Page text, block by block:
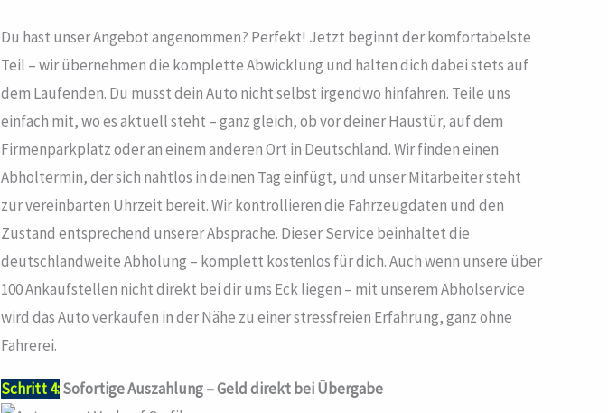
Du hast unser Angebot angenommen? Perfekt! Jetzt beginnt der komfortabelste
Teil – wir übernehmen die komplette Abwicklung und halten dich dabei stets auf
dem Laufenden. Du musst dein Auto nicht selbst irgendwo hinfahren. Teile uns
einfach mit, wo es aktuell steht – ganz gleich, ob vor deiner Haustür, auf dem
Firmenparkplatz oder an einem anderen Ort in Deutschland. Wir finden einen
Abholtermin, der sich nahtlos in deinen Tag einfügt, und unser Mitarbeiter steht
zur vereinbarten Uhrzeit bereit. Wir kontrollieren die Fahrzeugdaten und den
Zustand entsprechend unserer Absprache. Dieser Service beinhaltet die
deutschlandweite Abholung – komplett kostenlos für dich. Auch wenn unsere über
100 Ankaufstellen nicht direkt bei dir ums Eck liegen – mit unserem Abholservice
wird das Auto verkaufen in der Nähe zu einer stressfreien Erfahrung, ganz ohne
Fahrerei.
Schritt 4:Sofortige Auszahlung – Geld direkt bei Übergabe